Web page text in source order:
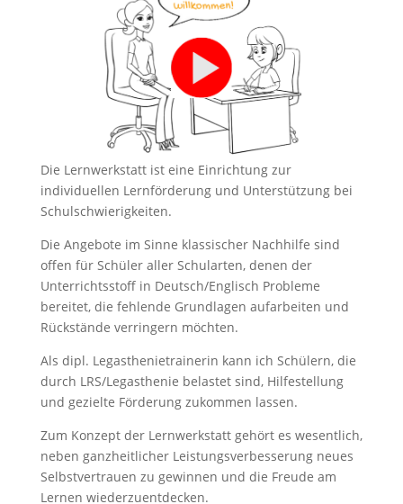
Die Lernwerkstatt ist eine Einrichtung zur
individuellen Lernförderung und Unterstützung bei
Schulschwierigkeiten.
Die Angebote im Sinne klassischer Nachhilfe sind
offen für Schüler aller Schularten, denen der
Unterrichtsstoff in Deutsch/Englisch Probleme
bereitet, die fehlende Grundlagen aufarbeiten und
Rückstände verringern möchten.
Als dipl. Legasthenietrainerin kann ich Schülern, die
durch LRS/Legasthenie belastet sind, Hilfestellung
und gezielte Förderung zukommen lassen.
Zum Konzept der Lernwerkstatt gehört es wesentlich,
neben ganzheitlicher Leistungsverbesserung neues
Selbstvertrauen zu gewinnen und die Freude am
Lernen wiederzuentdecken.